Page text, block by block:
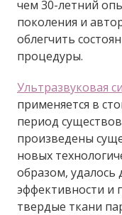
чем 30-летний
поколения и
облегчить
процедуры.
Ультразвуковая
применяется в
период
произведены
новых
образом, удалось
эффективности и
твердые ткани